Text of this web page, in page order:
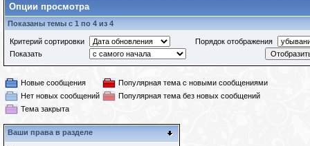
Опции просмотра
Показаны темы с 1 по 4 из 4
Критерий сортировки
Порядок отображения
Показать
Новые сообщения
Популярная тема с новыми сообщениями
Нет новых сообщений
Популярная тема без новых сообщений
Тема закрыта
Ваши права в разделе